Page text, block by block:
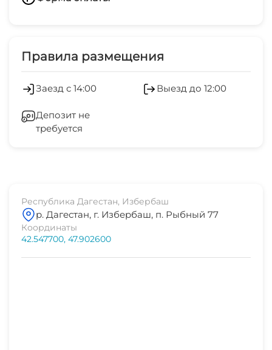
Наличные
Правила размещения
Заезд с 14:00 Выезд до 12:00
Депозит не
требуется
Республика Дагестан, Избербаш
р. Дагестан, г. Избербаш, п. Рыбный 77
Координаты
42.547700, 47.902600